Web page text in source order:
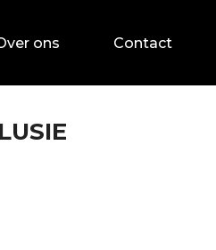
ons Contact